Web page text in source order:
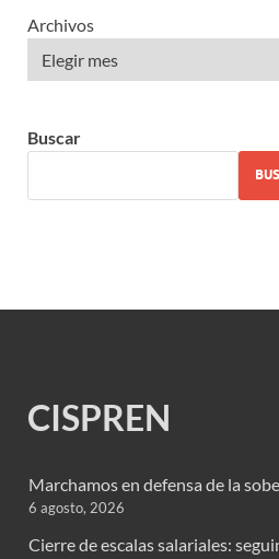
Archivos
Buscar
CISPREN
Marchamos en defensa de la
6 agosto, 2026
Cierre de escalas salariales: